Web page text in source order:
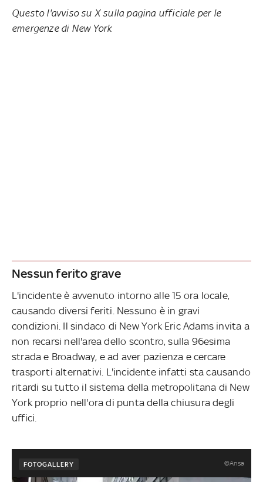
Questo l'avviso su X sulla pagina ufficiale per le
emergenze di New York
Nessun ferito grave
L'incidente è avvenuto intorno alle 15 ora locale,
causando diversi feriti. Nessuno è in gravi
condizioni. Il sindaco di New York Eric Adams invita a
non recarsi nell'area dello scontro, sulla 96esima
strada e Broadway, e ad aver pazienza e cercare
trasporti alternativi. L'incidente infatti sta causando
ritardi su tutto il sistema della metropolitana di New
York proprio nell'ora di punta della chiusura degli
uffici.
FOTOGALLERY ©Ansa